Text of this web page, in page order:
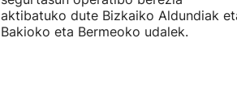
aktibatuko dute Bizkaiko Aldundiak
Bakioko eta Bermeoko udalek.